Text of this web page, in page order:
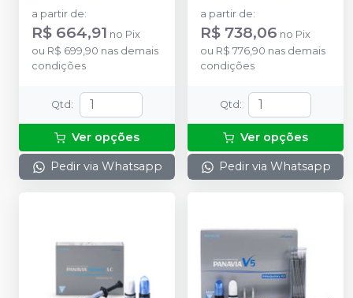
Cimento Resinoso Dual
Clearfil DC Core Plus
Dentina (sendo 8,9g de
pasta A e 9g de pasta B)
+ 20 Pontas misturadoras
Pontas de guia S.
a partir de:
R$ 664,91 no Pix
ou R$ 699,90 nas demais
condições
Qtd :
Ver opções
Pedir via Whatsapp
Resinoso Dual Panavia V5
Corpo Duplode 4,6ml e
20 pontas de mistura.
a partir de:
R$ 738,06 no Pix
ou R$ 776,90 nas demais
condições
Qtd :
Ver opções
Pedir via Whatsapp